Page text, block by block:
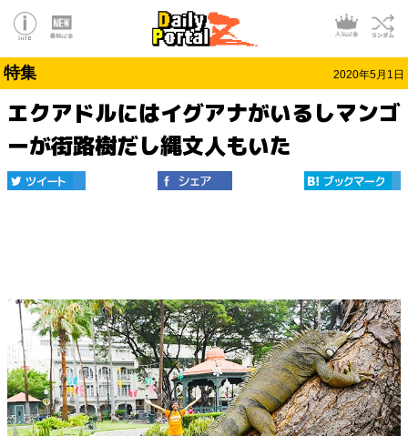
特集 2020年5月1日
エクアドルにはイグアナがいるしマンゴ
ーが街路樹だし縄文人もいた